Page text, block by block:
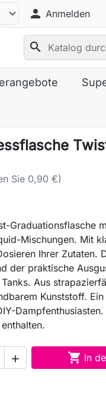
person Anmelden
search
Sie 0,90 €)
Graduationsflasche
Mischungen. Mit
Ihrer Zutaten.
der praktische
Aus
Kunststoff.
  In